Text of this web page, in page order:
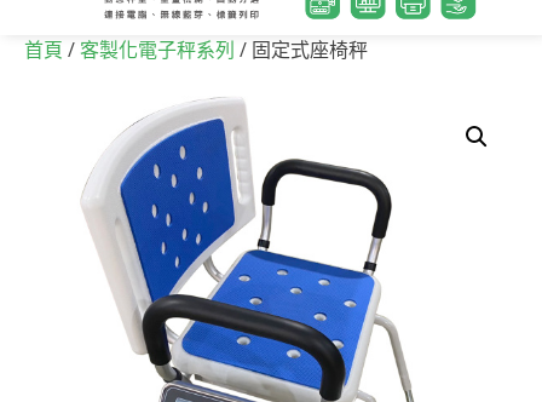
首頁 / 客製化電子秤系列 / 固定式座椅秤